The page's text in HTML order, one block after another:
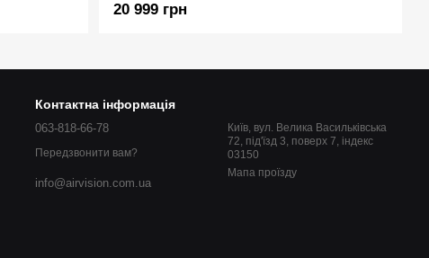
20 999 грн
Контактна інформація
063-818-66-78
Передзвонити вам?
info@airvision.com.ua
Київ, вул. Велика Васильківська
72, під'їзд 3, поверх 7, індекс
03150
Мапа проїзду